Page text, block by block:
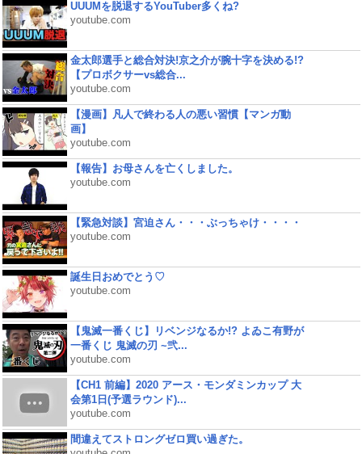
UUUMを脱退するYouTuber多くね?
youtube.com
金太郎選手と総合対決!京之介が腕十字を決める!?
【プロボクサーvs総合...
youtube.com
【漫画】凡人で終わる人の悪い習慣【マンガ動
画】
youtube.com
【報告】お母さんを亡くしました。
youtube.com
【緊急対談】宮迫さん・・・ぶっちゃけ・・・・
youtube.com
誕生日おめでとう♡
youtube.com
【鬼滅一番くじ】リベンジなるか!? よゐこ有野が
一番くじ 鬼滅の刃 ~弐...
youtube.com
【CH1 前編】2020 アース・モンダミンカップ 大
会第1日(予選ラウンド)...
youtube.com
間違えてストロングゼロ買い過ぎた。